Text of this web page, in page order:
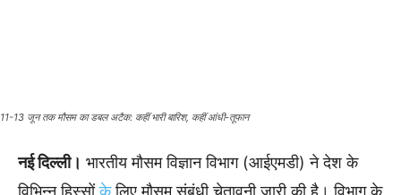
11-13 जून तक मौसम का डबल अटैक: कहीं भारी बारिश, कहीं आंधी-तूफान
नई दिल्ली। भारतीय मौसम विज्ञान विभाग (आईएमडी) ने देश के
विभिन्न हिस्सोंकेलिए मौसम संबंधी चेतावनी जारी की है। विभाग के